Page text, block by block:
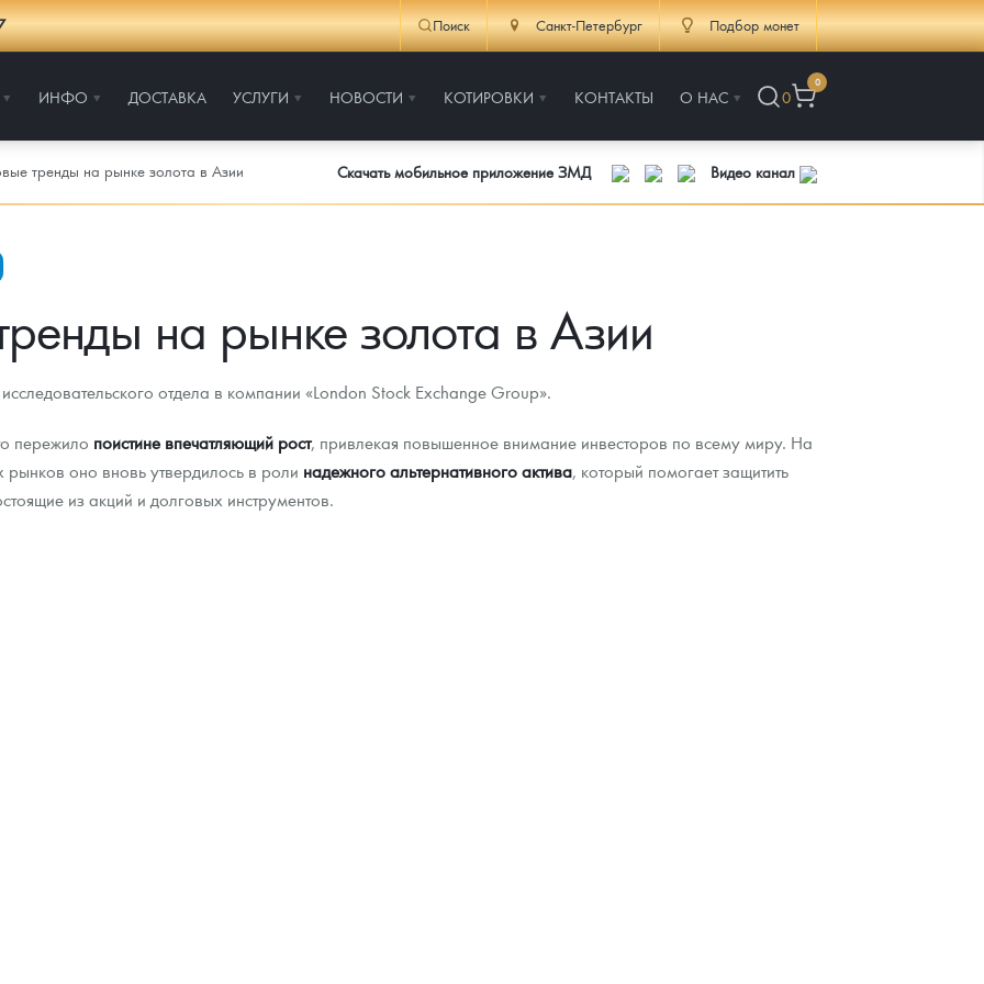
Поиск Санкт-Петербург Подбор монет
ИНФО ДОСТАВКА УСЛУГИ НОВОСТИ КОТИРОВКИ КОНТАКТЫ О НАС 0
0
тренды на рынке золота в Азии Скачать мобильное приложение ЗМД Видео канал
на рынке золота в Азии
отдела в компании «London Stock Exchange Group».
пережило поистине впечатляющий рост, привлекая повышенное внимание инвесторов по всему миру. На
оно вновь утвердилось в роли надежного альтернативного актива, который помогает защитить
из акций и долговых инструментов.